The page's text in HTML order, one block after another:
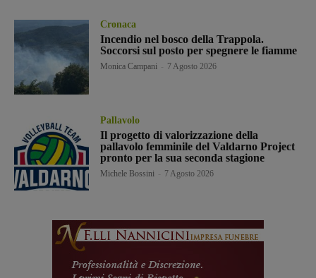
Cronaca
Incendio nel bosco della Trappola.
Soccorsi sul posto per spegnere le fiamme
Monica Campani 7 Agosto 2026
Pallavolo
Il progetto di valorizzazione della
pallavolo femminile del Valdarno Project
pronto per la sua seconda stagione
Michele Bossini 7 Agosto 2026